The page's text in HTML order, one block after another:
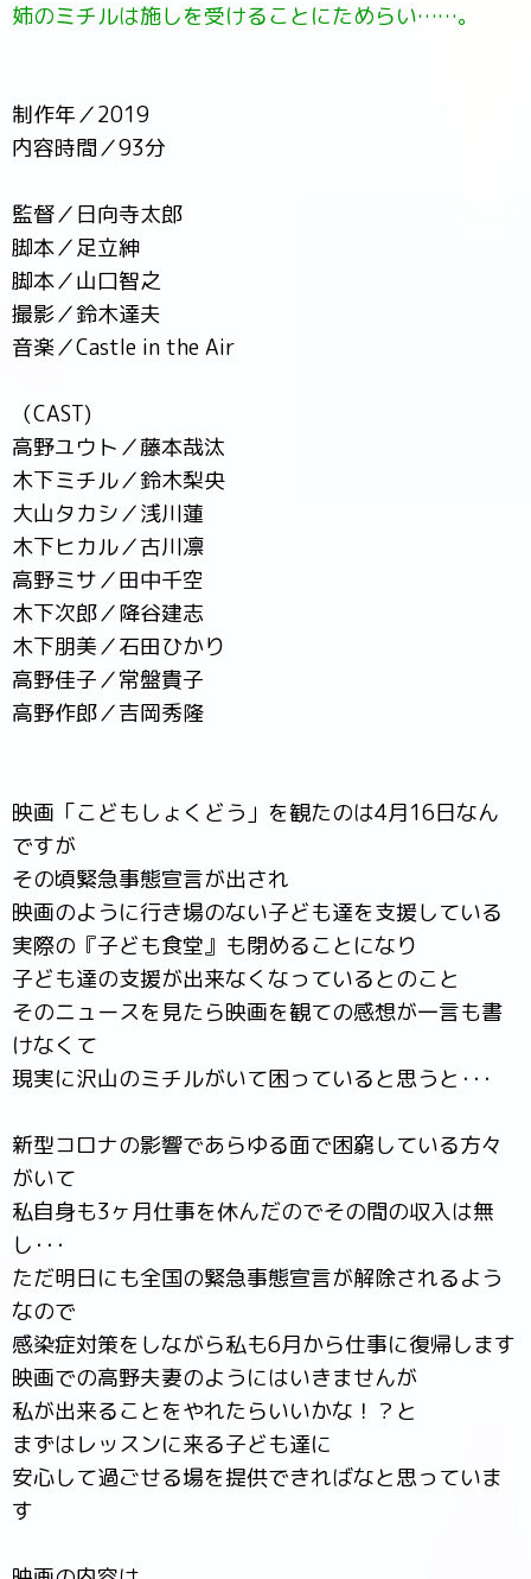
姉のミチルは施しを受けることにためらい……。
制作年／2019
内容時間／93分
監督／日向寺太郎
脚本／足立紳
脚本／山口智之
撮影／鈴木達夫
音楽／Castle in the Air
（CAST)
高野ユウト／藤本哉汰
木下ミチル／鈴木梨央
大山タカシ／浅川蓮
木下ヒカル／古川凛
高野ミサ／田中千空
木下次郎／降谷建志
木下朋美／石田ひかり
高野佳子／常盤貴子
高野作郎／吉岡秀隆
映画「こどもしょくどう」を観たのは4月16日なん
ですが
その頃緊急事態宣言が出され
映画のように行き場のない子ども達を支援している
実際の『子ども食堂』も閉めることになり
子ども達の支援が出来なくなっているとのこと
そのニュースを見たら映画を観ての感想が一言も書
けなくて
現実に沢山のミチルがいて困っていると思うと･･･
新型コロナの影響であらゆる面で困窮している方々
がいて
私自身も3ヶ月仕事を休んだのでその間の収入は無
し･･･
ただ明日にも全国の緊急事態宣言が解除されるよう
なので
感染症対策をしながら私も6月から仕事に復帰します
映画での高野夫妻のようにはいきませんが
私が出来ることをやれたらいいかな！？と
まずはレッスンに来る子ども達に
安心して過ごせる場を提供できればなと思っていま
す